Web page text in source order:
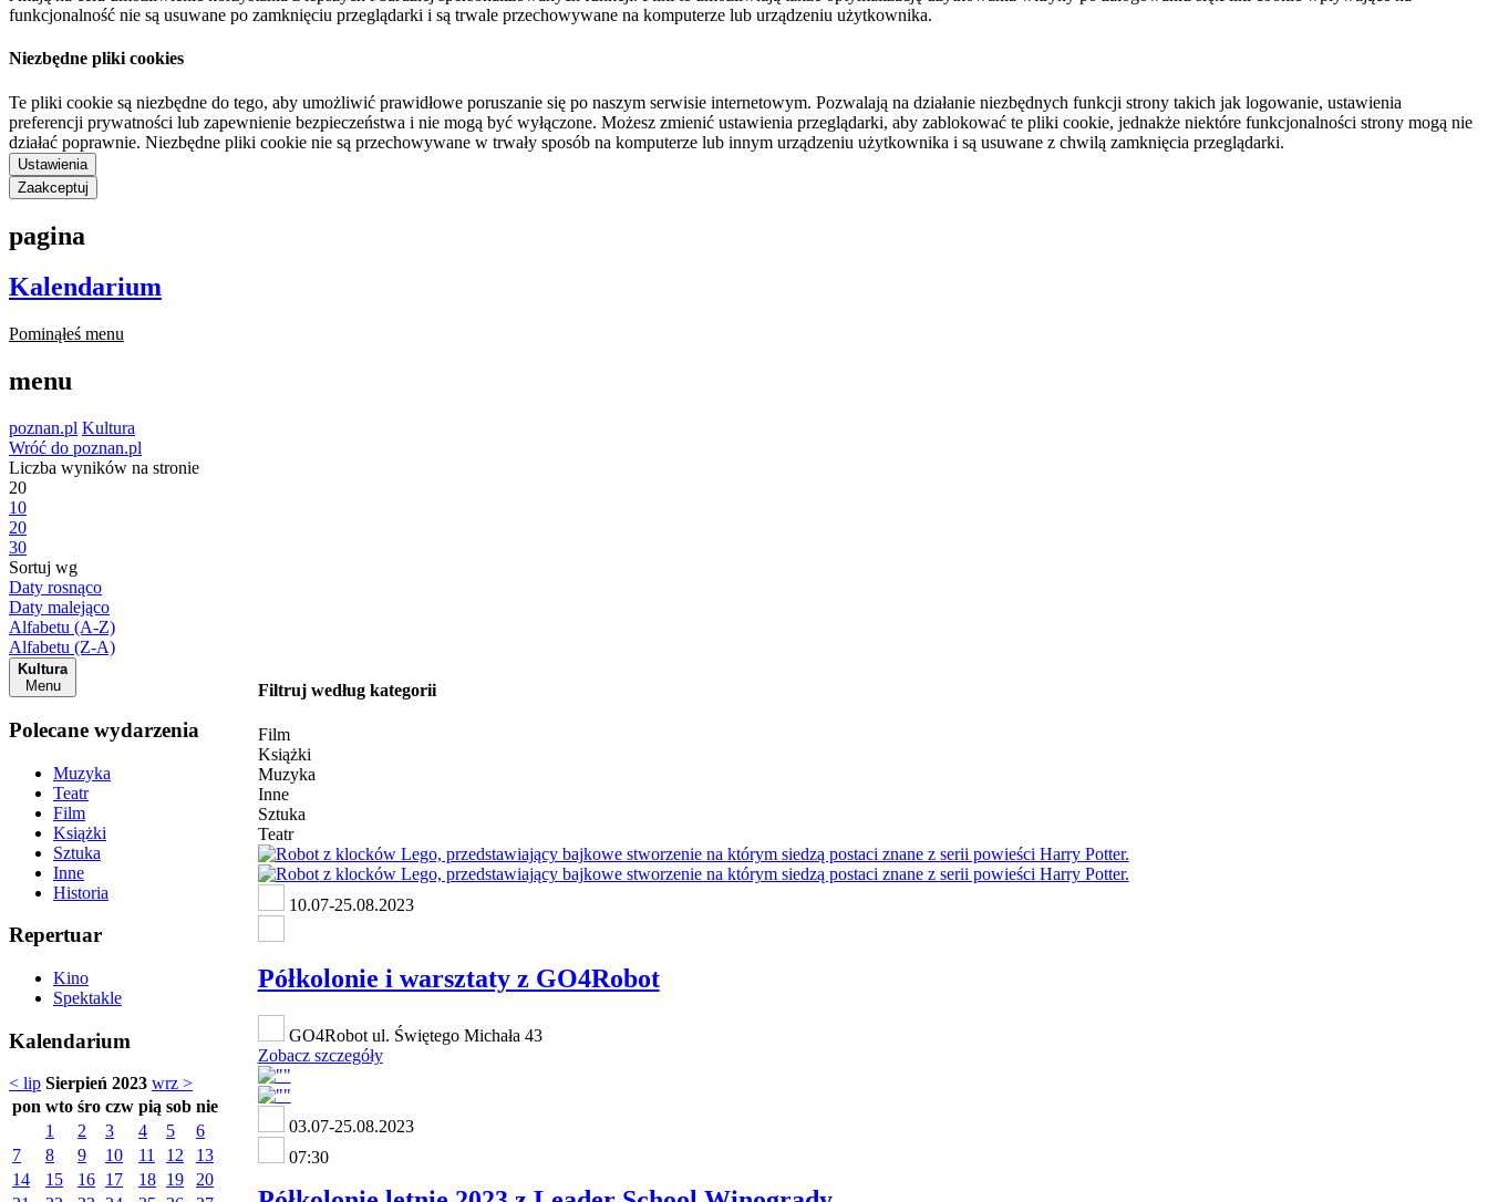
funkcjonalność nie są usuwane po zamknięciu przeglądarki i są trwale przechowywane na komputerze lub urządzeniu użytkownika.
Niezbędne pliki cookies
Te pliki cookie są niezbędne do tego, aby umożliwić prawidłowe poruszanie się po naszym serwisie internetowym. Pozwalają na działanie niezbędnych funkcji strony takich jak logowanie, ustawienia
preferencji prywatności lub zapewnienie bezpieczeństwa i nie mogą być wyłączone. Możesz zmienić ustawienia przeglądarki, aby zablokować te pliki cookie, jednakże niektóre funkcjonalności strony mogą nie
działać poprawnie. Niezbędne pliki cookie nie są przechowywane w trwały sposób na komputerze lub innym urządzeniu użytkownika i są usuwane z chwilą zamknięcia przeglądarki.
Ustawienia
Zaakceptuj
pagina
Kalendarium
Pominąłeś menu
menu
poznan.pl Kultura
Wróć do poznan.pl
Liczba wyników na stronie
20
10
20
30
Sortuj wg
Daty rosnąco
Daty malejąco
Alfabetu (A-Z)
Alfabetu (Z-A)
Kultura
Menu
Polecane wydarzenia
Muzyka
Teatr
Film
Książki
Sztuka
Inne
Historia
Repertuar
Kino
Spektakle
Kalendarium
< lip Sierpień 2023 wrz >
pon wto śro czw pią sob nie
1
2 3 4 5
6
7
8 9 10 11 12
13
14
15 16 17 18 19
20
Filtruj według kategorii
Film
Książki
Muzyka
Inne
Sztuka
Teatr
10.07-25.08.2023
Półkolonie i warsztaty z GO4Robot
GO4Robot ul. Świętego Michała 43
Zobacz szczegóły
03.07-25.08.2023
07:30